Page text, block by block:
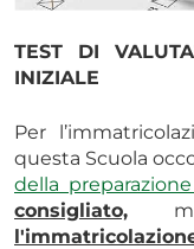
TEST DI
INIZIALE
Per
questa Scuola
della
consigliato,